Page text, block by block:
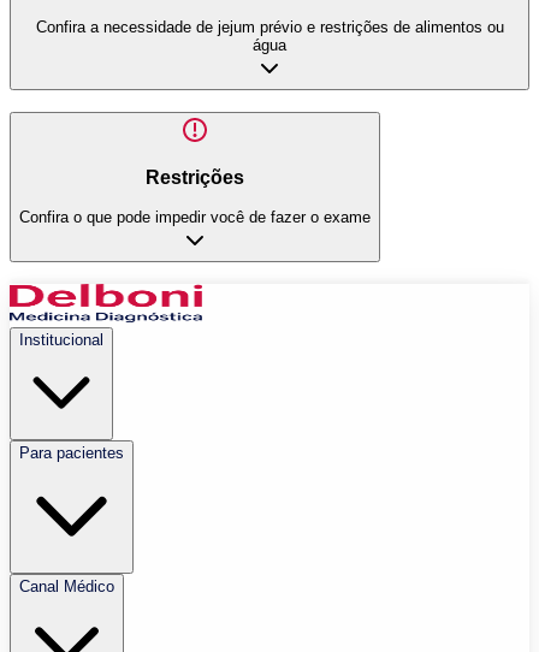
Confira a necessidade de jejum prévio e restrições de alimentos ou
água
Restrições
Confira o que pode impedir você de fazer o exame
Institucional
Para pacientes
Canal Médico